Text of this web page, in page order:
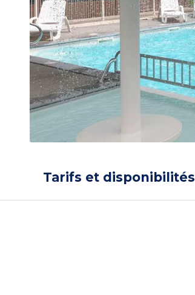
Tarifs et disponibilités